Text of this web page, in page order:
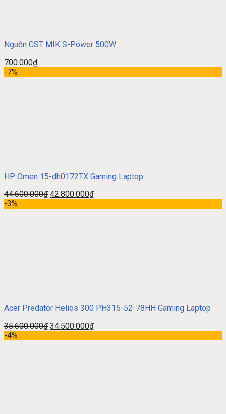
Nguồn CST MIK S-Power 500W
700.000₫
-7%
HP Omen 15-dh0172TX Gaming Laptop
44.600.000₫ 42.800.000₫
-3%
Acer Predator Helios 300 PH315-52-78HH Gaming Laptop
35.600.000₫ 34.500.000₫
-4%